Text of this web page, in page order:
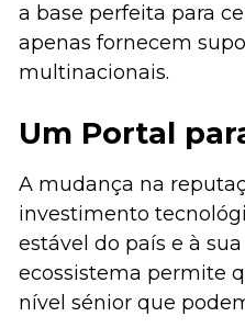
a base perfeita para
apenas fornecem
multinacionais.
Um Portal
A mudança na
investimento
estável do país e à
ecossistema permite
nível sénior que